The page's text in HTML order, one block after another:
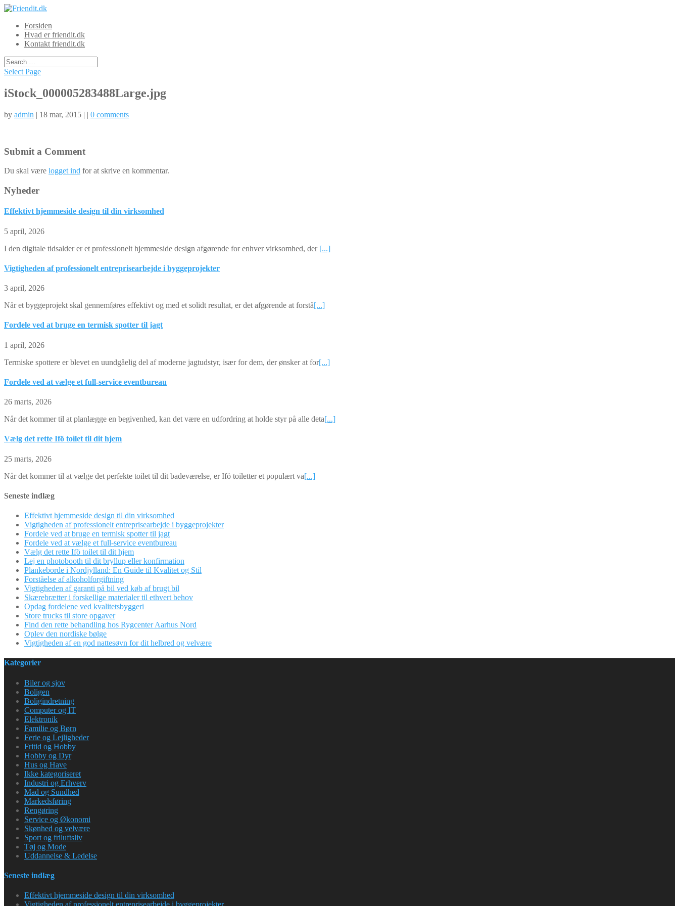
Forsiden
Hvad er friendit.dk
Kontakt friendit.dk
Select Page
iStock_000005283488Large.jpg
by admin | 18 mar, 2015 | | 0 comments
Submit a Comment
Du skal være logget ind for at skrive en kommentar.
Nyheder
Effektivt hjemmeside design til din virksomhed
5 april, 2026
I den digitale tidsalder er et professionelt hjemmeside design afgørende for enhver virksomhed, der [...]
Vigtigheden af professionelt entreprisearbejde i byggeprojekter
3 april, 2026
Når et byggeprojekt skal gennemføres effektivt og med et solidt resultat, er det afgørende at forstå[...]
Fordele ved at bruge en termisk spotter til jagt
1 april, 2026
Termiske spottere er blevet en uundgåelig del af moderne jagtudstyr, især for dem, der ønsker at for[...]
Fordele ved at vælge et full-service eventbureau
26 marts, 2026
Når det kommer til at planlægge en begivenhed, kan det være en udfordring at holde styr på alle deta[...]
Vælg det rette Ifö toilet til dit hjem
25 marts, 2026
Når det kommer til at vælge det perfekte toilet til dit badeværelse, er Ifö toiletter et populært va[...]
Seneste indlæg
Effektivt hjemmeside design til din virksomhed
Vigtigheden af professionelt entreprisearbejde i byggeprojekter
Fordele ved at bruge en termisk spotter til jagt
Fordele ved at vælge et full-service eventbureau
Vælg det rette Ifö toilet til dit hjem
Lej en photobooth til dit bryllup eller konfirmation
Plankeborde i Nordjylland: En Guide til Kvalitet og Stil
Forståelse af alkoholforgiftning
Vigtigheden af garanti på bil ved køb af brugt bil
Skærebrætter i forskellige materialer til ethvert behov
Opdag fordelene ved kvalitetsbyggeri
Store trucks til store opgaver
Find den rette behandling hos Rygcenter Aarhus Nord
Oplev den nordiske bølge
Vigtigheden af en god nattesøvn for dit helbred og velvære
Kategorier
Biler og sjov
Boligen
Boligindretning
Computer og IT
Elektronik
Familie og Børn
Ferie og Lejligheder
Fritid og Hobby
Hobby og Dyr
Hus og Have
Ikke kategoriseret
Industri og Erhverv
Mad og Sundhed
Markedsføring
Rengøring
Service og Økonomi
Skønhed og velvære
Sport og friluftsliv
Tøj og Mode
Uddannelse & Ledelse
Seneste indlæg
Effektivt hjemmeside design til din virksomhed